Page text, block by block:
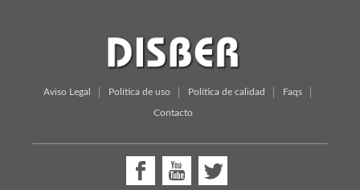
Aviso Legal Política de uso Política de calidad Faqs
Contacto